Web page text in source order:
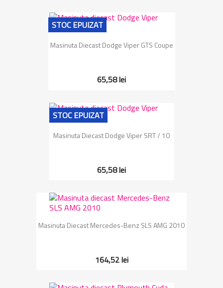
Masinuta Diecast Dodge Viper GTS Coupe
65,58 lei
STOC EPUIZAT
Masinuta Diecast Dodge Viper SRT / 10
65,58 lei
STOC EPUIZAT
Masinuta Diecast Mercedes-Benz SLS AMG 2010
164,52 lei